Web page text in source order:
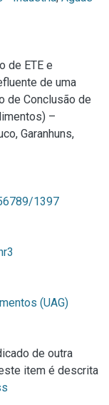
de ETE e
de uma
de Conclusão de
–
Garanhuns,
1397
(UAG)
de outra
item é descrita